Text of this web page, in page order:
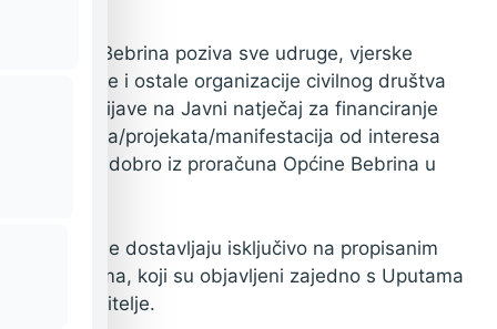
Općina Bebrina poziva sve udruge, vjerske
zajednice i ostale organizacije civilnog društva
da se prijave na Javni natječaj za financiranje
programa/projekata/manifestacija od interesa
za opće dobro iz proračuna Općine Bebrina u
Prijave se dostavljaju isključivo na propisanim
obrascima, koji su objavljeni zajedno s Uputama
za prijavitelje.